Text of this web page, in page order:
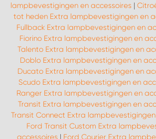
lampbevestigingen en accessoires |
tot heden Extra lampbevestigingen en
Fullback Extra lampbevestigingen en
Fiorino Extra lampbevestigingen en
Talento Extra lampbevestigingen en
Doblo Extra lampbevestigingen en
Ducato Extra lampbevestigingen en
Scudo Extra lampbevestigingen en
Ranger Extra lampbevestigingen en
Transit Extra lampbevestigingen en
Transit Connect Extra
Ford Transit Custom Extra
accessoires | Ford Courier Extra